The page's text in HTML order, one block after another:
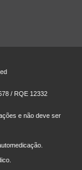
/ RQE 12332
e não deve ser